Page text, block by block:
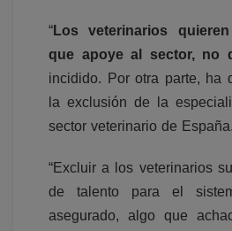
“Los veterinarios
que apoye al sector, no
incidido. Por otra parte, ha
la exclusión de la
sector veterinario de España.
“Excluir a los veterinarios
de talento para el
asegurado, algo que